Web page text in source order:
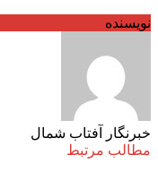
نویسنده
خبرنگار آفتاب شمال
مطالب مرتبط